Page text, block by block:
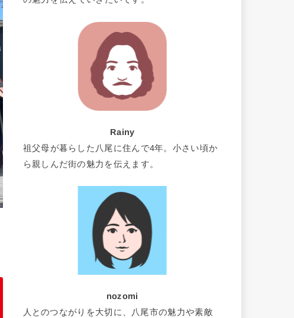
Rainy
祖父母が暮らした八尾に住んで4年。小さい頃か
ら親しんだ街の魅力を伝えます。
nozomi
人とのつながりを大切に、八尾市の魅力や素敵